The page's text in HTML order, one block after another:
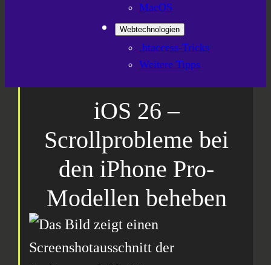
MacOS
Webtechnologien
.htaccess-Tricks
Weitere Tipps
iOS 26 –
Scrollprobleme bei
den iPhone Pro-
Modellen beheben